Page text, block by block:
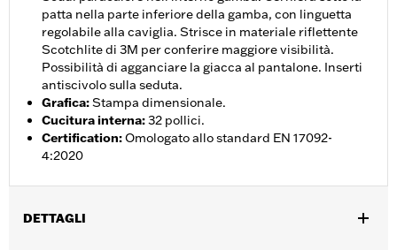
patta nella parte inferiore della gamba, con linguetta
regolabile alla caviglia. Strisce in materiale riflettente
Scotchlite di 3M per conferire maggiore visibilità.
Possibilità di agganciare la giacca al pantalone. Inserti
antiscivolo sulla seduta.
Grafica:Stampa dimensionale.
Cucitura interna:32 pollici.
Certification:Omologato allo standard EN 17092-
4:2020
DETTAGLI